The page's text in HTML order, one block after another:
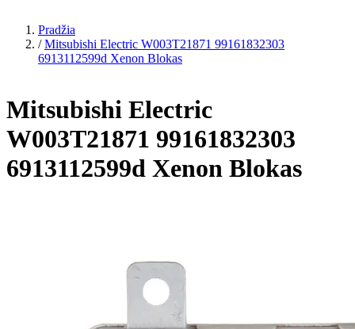
Pradžia
/ Mitsubishi Electric W003T21871 99161832303
6913112599d Xenon Blokas
Mitsubishi Electric
W003T21871 99161832303
6913112599d Xenon Blokas